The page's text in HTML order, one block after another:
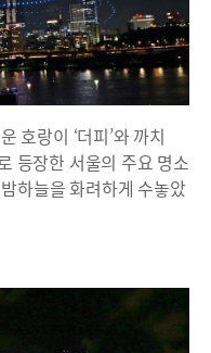
호랑이 ‘더피’와 까치
등장한 서울의 주요 명소
하늘을 화려하게 수놓았